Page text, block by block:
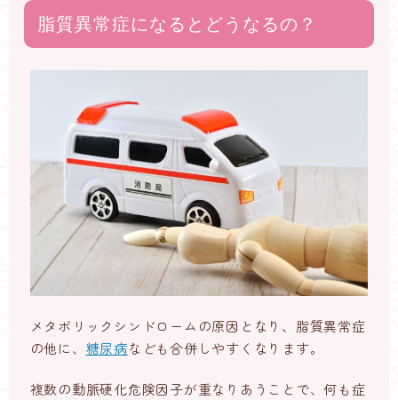
脂質異常症になるとどうなるの？
メタボリックシンドロームの原因となり、脂質異常症
の他に、 糖尿病なども合併しやすくなります。
複数の動脈硬化危険因子が重なりあうことで、何も症